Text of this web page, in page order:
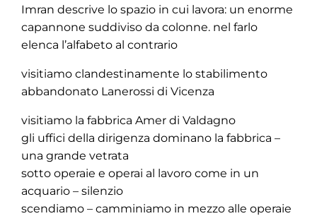
Imran descrive lo spazio in cui lavora: un enorme
capannone suddiviso da colonne. nel farlo
elenca l’alfabeto al contrario
visitiamo clandestinamente lo stabilimento
abbandonato Lanerossi di Vicenza
visitiamo la fabbrica Amer di Valdagno
gli uffici della dirigenza dominano la fabbrica –
una grande vetrata
sotto operaie e operai al lavoro come in un
acquario – silenzio
scendiamo – camminiamo in mezzo alle operaie